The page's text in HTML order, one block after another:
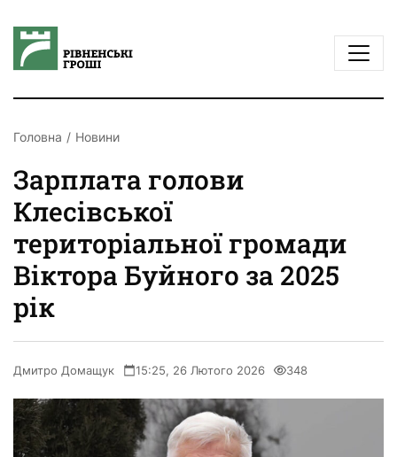
Головна Новини
Зарплата голови
Клесівської
територіальної громади
Віктора Буйного за 2025
рік
Дмитро Домащук 15:25, 26 Лютого 2026 348